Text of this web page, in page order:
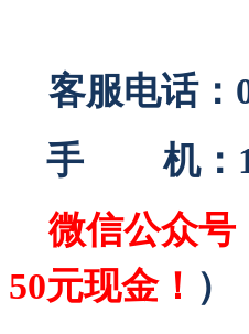
客服电话：
手 机：
微信公众号
50元现金！ ）